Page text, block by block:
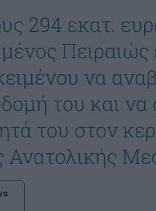
294 εκατ.
να
του και να
του στον
Ανατολικής